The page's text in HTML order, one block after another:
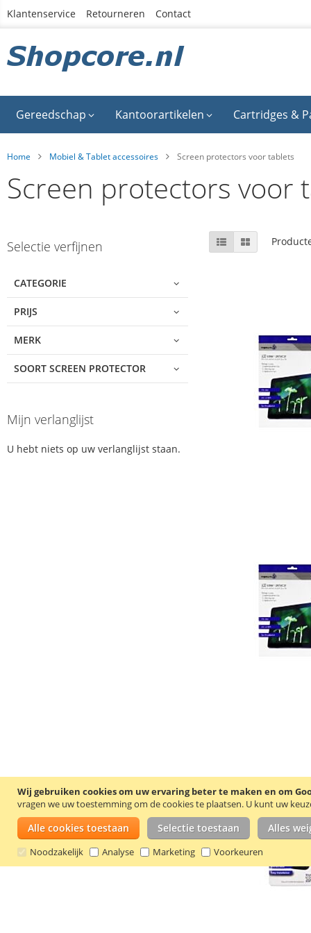
Wij gebruiken cookies om uw ervaring beter te maken en om
vragen we uw toestemming om de cookies te plaatsen. U kunt uw
Alle cookies toestaan Selectie toestaan Alles
Noodzakelijk Analyse Marketing Voorkeuren
Ga
inhoud
Klantenservice Retourneren Contact
Gereedschap Kantoorartikelen Cartridges &
Home Mobiel & Tablet accessoires Screen protectors voor tablets
Screen protectors voor
to
list
Selectie verfijnen
CATEGORIE
PRIJS
MERK
SOORT SCREEN PROTECTOR
Tonen
als
Lijst Foto-
tabel
Mijn verlanglijst
U hebt niets op uw verlanglijst staan.